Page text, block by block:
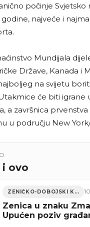
počinje
najveće i
Mundijala
Države, Kanada i
na svijetu
će biti igrane
a završnica prvenstva
u području New
ovo
ZENIČKO-DOBOJSKI KANTON
Zenica u znaku
Upućen poziv